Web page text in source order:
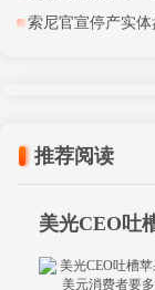
索尼官宣停产实
推荐阅读
美光CEO吐